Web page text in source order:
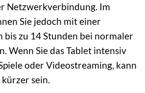
Netzwerkverbindung. Im
Sie jedoch mit einer
bis zu 14 Stunden bei normaler
Wenn Sie das Tablet intensiv
oder Videostreaming, kann
sein.